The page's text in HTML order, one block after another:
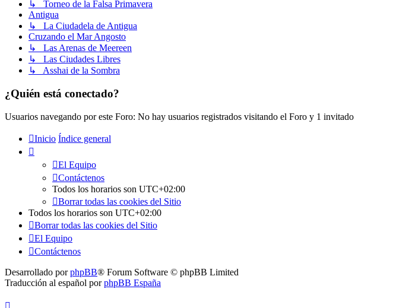
↳ Torneo de la Falsa Primavera
Antigua
↳ La Ciudadela de Antigua
Cruzando el Mar Angosto
↳ Las Arenas de Meereen
↳ Las Ciudades Libres
↳ Asshai de la Sombra
¿Quién está conectado?
Usuarios navegando por este Foro: No hay usuarios registrados visitando el Foro y 1 invitado
Inicio Índice general
El Equipo
Contáctenos
Todos los horarios son UTC+02:00
Borrar todas las cookies del Sitio
Todos los horarios son UTC+02:00
Borrar todas las cookies del Sitio
El Equipo
Contáctenos
Desarrollado porphpBB® Forum Software © phpBB Limited
Traducción al español porphpBB España